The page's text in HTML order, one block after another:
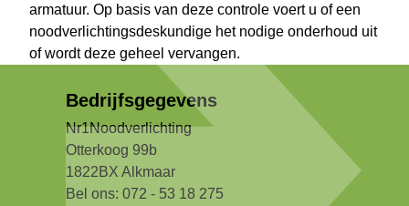
armatuur. Op basis van deze controle voert u of een
noodverlichtingsdeskundige het nodige onderhoud uit
of wordt deze geheel vervangen.
Bedrijfsgegevens
Nr1Noodverlichting
Otterkoog 99b
1822BX Alkmaar
Bel ons: 072 - 53 18 275